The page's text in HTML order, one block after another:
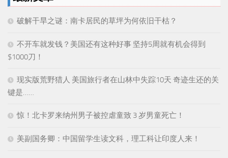
破解干旱之谜：南卡居民的草坪为何依旧干枯？
不开车就发钱？美国还有这种好事 坚持5周就有机会得到
$1000刀！
现实版荒野猎人 美国旅行者在山林中失踪10天 奇迹生还的关
键是……
惊！北卡罗来纳州男子被控虐童致 3 岁男童死亡！
美副国务卿：中国留学生读文科，理工科让印度人来！